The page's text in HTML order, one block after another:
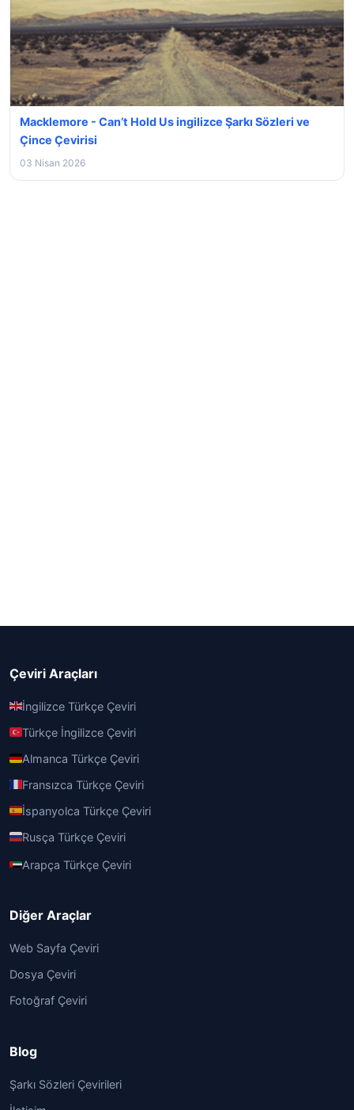
Macklemore - Can’t Hold Us ingilizce Şarkı Sözleri ve
Çince Çevirisi
03 Nisan 2026
Çeviri Araçları
İngilizce Türkçe Çeviri
Türkçe İngilizce Çeviri
Almanca Türkçe Çeviri
Fransızca Türkçe Çeviri
İspanyolca Türkçe Çeviri
Rusça Türkçe Çeviri
Arapça Türkçe Çeviri
Diğer Araçlar
Web Sayfa Çeviri
Dosya Çeviri
Fotoğraf Çeviri
Blog
Şarkı Sözleri Çevirileri